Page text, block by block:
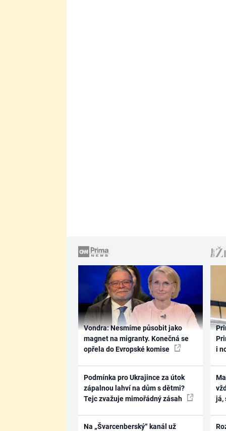
Vondra: Nesmíme působit jako
magnet na migranty. Konečná se
opřela do Evropské komise
Podmínka pro Ukrajince za útok
zápalnou lahví na dům s dětmi?
Tejc zvažuje mimořádný zásah
Na „Švarcenberský“ kanál už
i
já,